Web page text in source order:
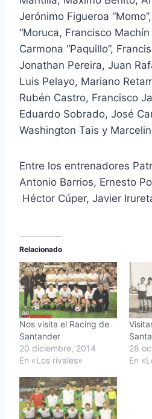
Jerónimo Figueroa
“Moruca, Francisco Machín
Carmona “Paquillo”,
Jonathan Pereira, Juan
Luis Pelayo, Mariano
Rubén Castro, Francisco
Eduardo Sobrado, José
Washington Tais y
Entre los entrenadores
Antonio Barrios, Ernesto
Héctor Cúper, Javier
Relacionado
Nos visita el Racing de
Santander
20 diciembre, 2014
En «Los rivales»
28
En